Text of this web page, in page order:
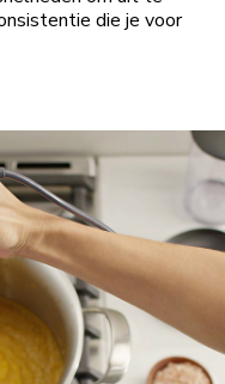
die je voor